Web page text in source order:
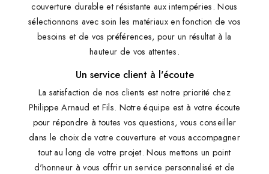
couverture durable et résistante aux intempéries. Nous
sélectionnons avec soin les matériaux en fonction de vos
besoins et de vos préférences, pour un résultat à la
hauteur de vos attentes.
Un service client à l'écoute
La satisfaction de nos clients est notre priorité chez
Philippe Arnaud et Fils. Notre équipe est à votre écoute
pour répondre à toutes vos questions, vous conseiller
dans le choix de votre couverture et vous accompagner
tout au long de votre projet. Nous mettons un point
d'honneur à vous offrir un service personnalisé et de